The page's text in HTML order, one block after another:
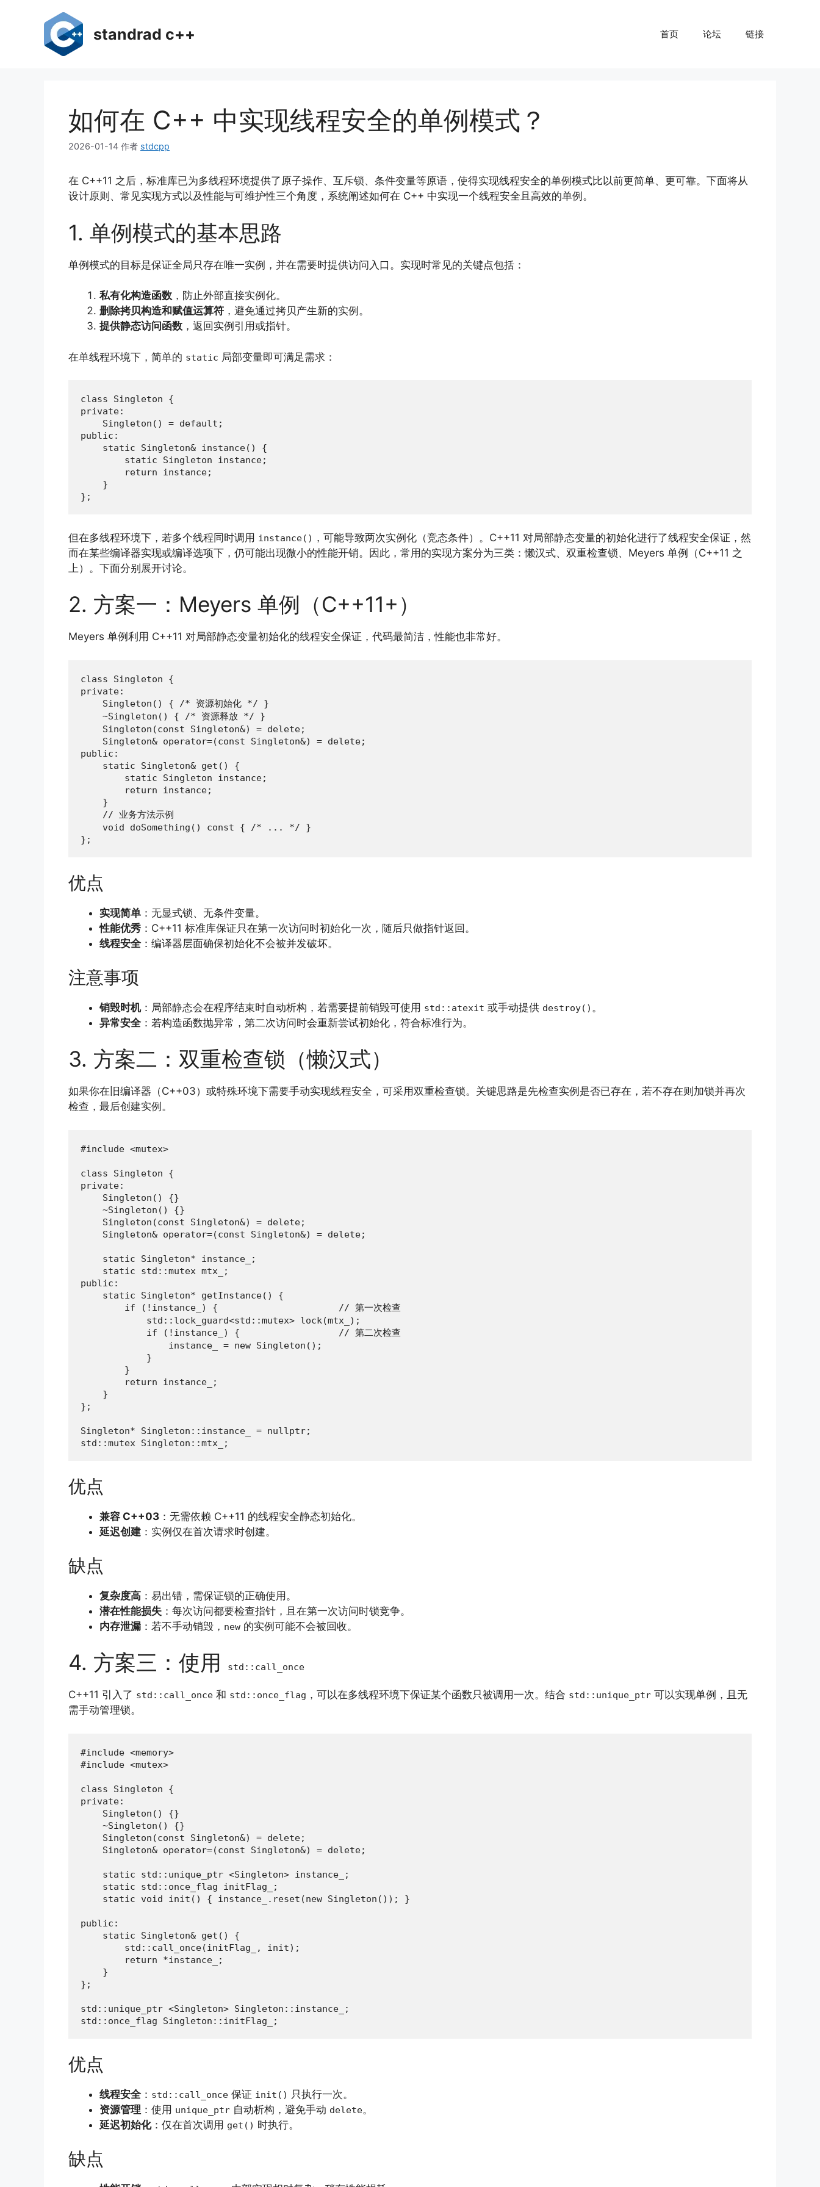
standrad c++ 首页 论坛 链接
如何在 C++ 中实现线程安全的单例模式？
2026-01-14 作者 stdcpp
在 C++11 之后，标准库已为多线程环境提供了原子操作、互斥锁、条件变量等原语，使得实现线程安全的单例模式比以前更简单、更可靠。下面将从
设计原则、常见实现方式以及性能与可维护性三个角度，系统阐述如何在 C++ 中实现一个线程安全且高效的单例。
1. 单例模式的基本思路
单例模式的目标是保证全局只存在唯一实例，并在需要时提供访问入口。实现时常见的关键点包括：
私有化构造函数 ，防止外部直接实例化。
删除拷贝构造和赋值运算符 ，避免通过拷贝产生新的实例。
提供静态访问函数 ，返回实例引用或指针。
在单线程环境下，简单的 static 局部变量即可满足需求：
class Singleton {
private:
    Singleton() = default;
public:
    static Singleton& instance() {
        static Singleton instance;
        return instance;
    }
};
但在多线程环境下，若多个线程同时调用 instance() ，可能导致两次实例化（竞态条件）。C++11 对局部静态变量的初始化进行了线程安全保证，然
而在某些编译器实现或编译选项下，仍可能出现微小的性能开销。因此，常用的实现方案分为三类：懒汉式、双重检查锁、Meyers 单例（C++11 之
上）。下面分别展开讨论。
2. 方案一：Meyers 单例（C++11+）
Meyers 单例利用 C++11 对局部静态变量初始化的线程安全保证，代码最简洁，性能也非常好。
class Singleton {
private:
    Singleton() { /* 资源初始化 */ }
    ~Singleton() { /* 资源释放 */ }
    Singleton(const Singleton&) = delete;
    Singleton& operator=(const Singleton&) = delete;
public:
    static Singleton& get() {
        static Singleton instance;
        return instance;
    }
    // 业务方法示例
    void doSomething() const { /* ... */ }
};
优点
实现简单 ：无显式锁、无条件变量。
性能优秀 ：C++11 标准库保证只在第一次访问时初始化一次，随后只做指针返回。
线程安全：编译器层面确保初始化不会被并发破坏。
注意事项
销毁时机：局部静态会在程序结束时自动析构，若需要提前销毁可使用 std::atexit 或手动提供 destroy() 。
异常安全：若构造函数抛异常，第二次访问时会重新尝试初始化，符合标准行为。
3. 方案二：双重检查锁（懒汉式）
如果你在旧编译器（C++03）或特殊环境下需要手动实现线程安全，可采用双重检查锁。关键思路是先检查实例是否已存在，若不存在则加锁并再次
检查，最后创建实例。
#include <mutex>
class Singleton {
private:
    Singleton() {}
    ~Singleton() {}
    Singleton(const Singleton&) = delete;
    Singleton& operator=(const Singleton&) = delete;
    static Singleton* instance_;
    static std::mutex mtx_;
public:
    static Singleton* getInstance() {
        if (!instance_) {                      // 第一次检查
            std::lock_guard<std::mutex> lock(mtx_);
            if (!instance_) {                  // 第二次检查
                instance_ = new Singleton();
            }
        }
        return instance_;
    }
};
Singleton* Singleton::instance_ = nullptr;
std::mutex Singleton::mtx_;
优点
兼容 C++03 ：无需依赖 C++11 的线程安全静态初始化。
延迟创建 ：实例仅在首次请求时创建。
缺点
复杂度高 ：易出错，需保证锁的正确使用。
潜在性能损失 ：每次访问都要检查指针，且在第一次访问时锁竞争。
内存泄漏 ：若不手动销毁， new 的实例可能不会被回收。
4. 方案三：使用 std::call_once
C++11 引入了 std::call_once 和 std::once_flag ，可以在多线程环境下保证某个函数只被调用一次。结合 std::unique_ptr 可以实现单例，且无
需手动管理锁。
#include <memory>
#include <mutex>
class Singleton {
private:
    Singleton() {}
    ~Singleton() {}
    Singleton(const Singleton&) = delete;
    Singleton& operator=(const Singleton&) = delete;
    static std::unique_ptr <Singleton> instance_;
    static std::once_flag initFlag_;
    static void init() { instance_.reset(new Singleton()); }
public:
    static Singleton& get() {
        std::call_once(initFlag_, init);
        return *instance_;
    }
};
std::unique_ptr <Singleton> Singleton::instance_;
std::once_flag Singleton::initFlag_;
优点
线程安全： std::call_once 保证 init() 只执行一次。
资源管理 ：使用 unique_ptr 自动析构，避免手动 delete。
延迟初始化：仅在首次调用 get() 时执行。
缺点